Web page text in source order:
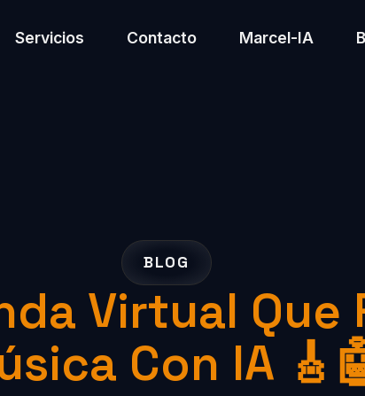
Servicios Contacto Marcel-IA
BLOG
Virtual Que
Con IA